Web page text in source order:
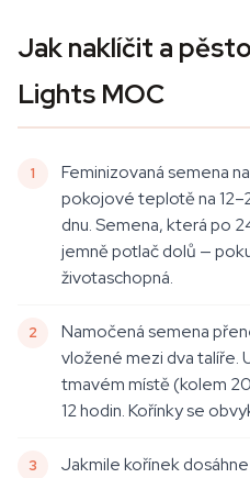
Jak naklíčit a
Lights MOC
Feminizovaná semena
pokojové teplotě na
dnu. Semena, která po
jemně potlač dolů —
životaschopná.
Namočená semena
vložené mezi dva talíře.
tmavém místě (kolem
12 hodin. Kořínky se
Jakmile kořínek